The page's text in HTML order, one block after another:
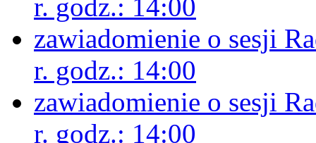
r. godz.: 14:00
zawiadomienie o sesji
r. godz.: 14:00
zawiadomienie o sesji
r. godz.: 14:00